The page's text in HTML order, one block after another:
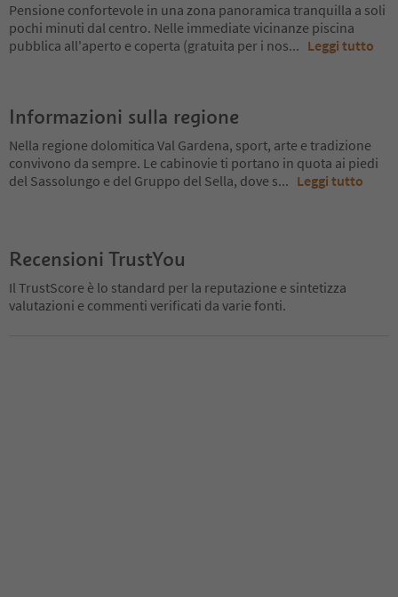
Pensione confortevole in una zona panoramica tranquilla a soli
pochi minuti dal centro. Nelle immediate vicinanze piscina
pubblica all'aperto e coperta (gratuita per i nos... Leggi tutto
Informazioni sulla regione
Nella regione dolomitica Val Gardena, sport, arte e tradizione
convivono da sempre. Le cabinovie ti portano in quota ai piedi
del Sassolungo e del Gruppo del Sella, dove s... Leggi tutto
Recensioni TrustYou
Il TrustScore è lo standard per la reputazione e sintetizza
valutazioni e commenti verificati da varie fonti.